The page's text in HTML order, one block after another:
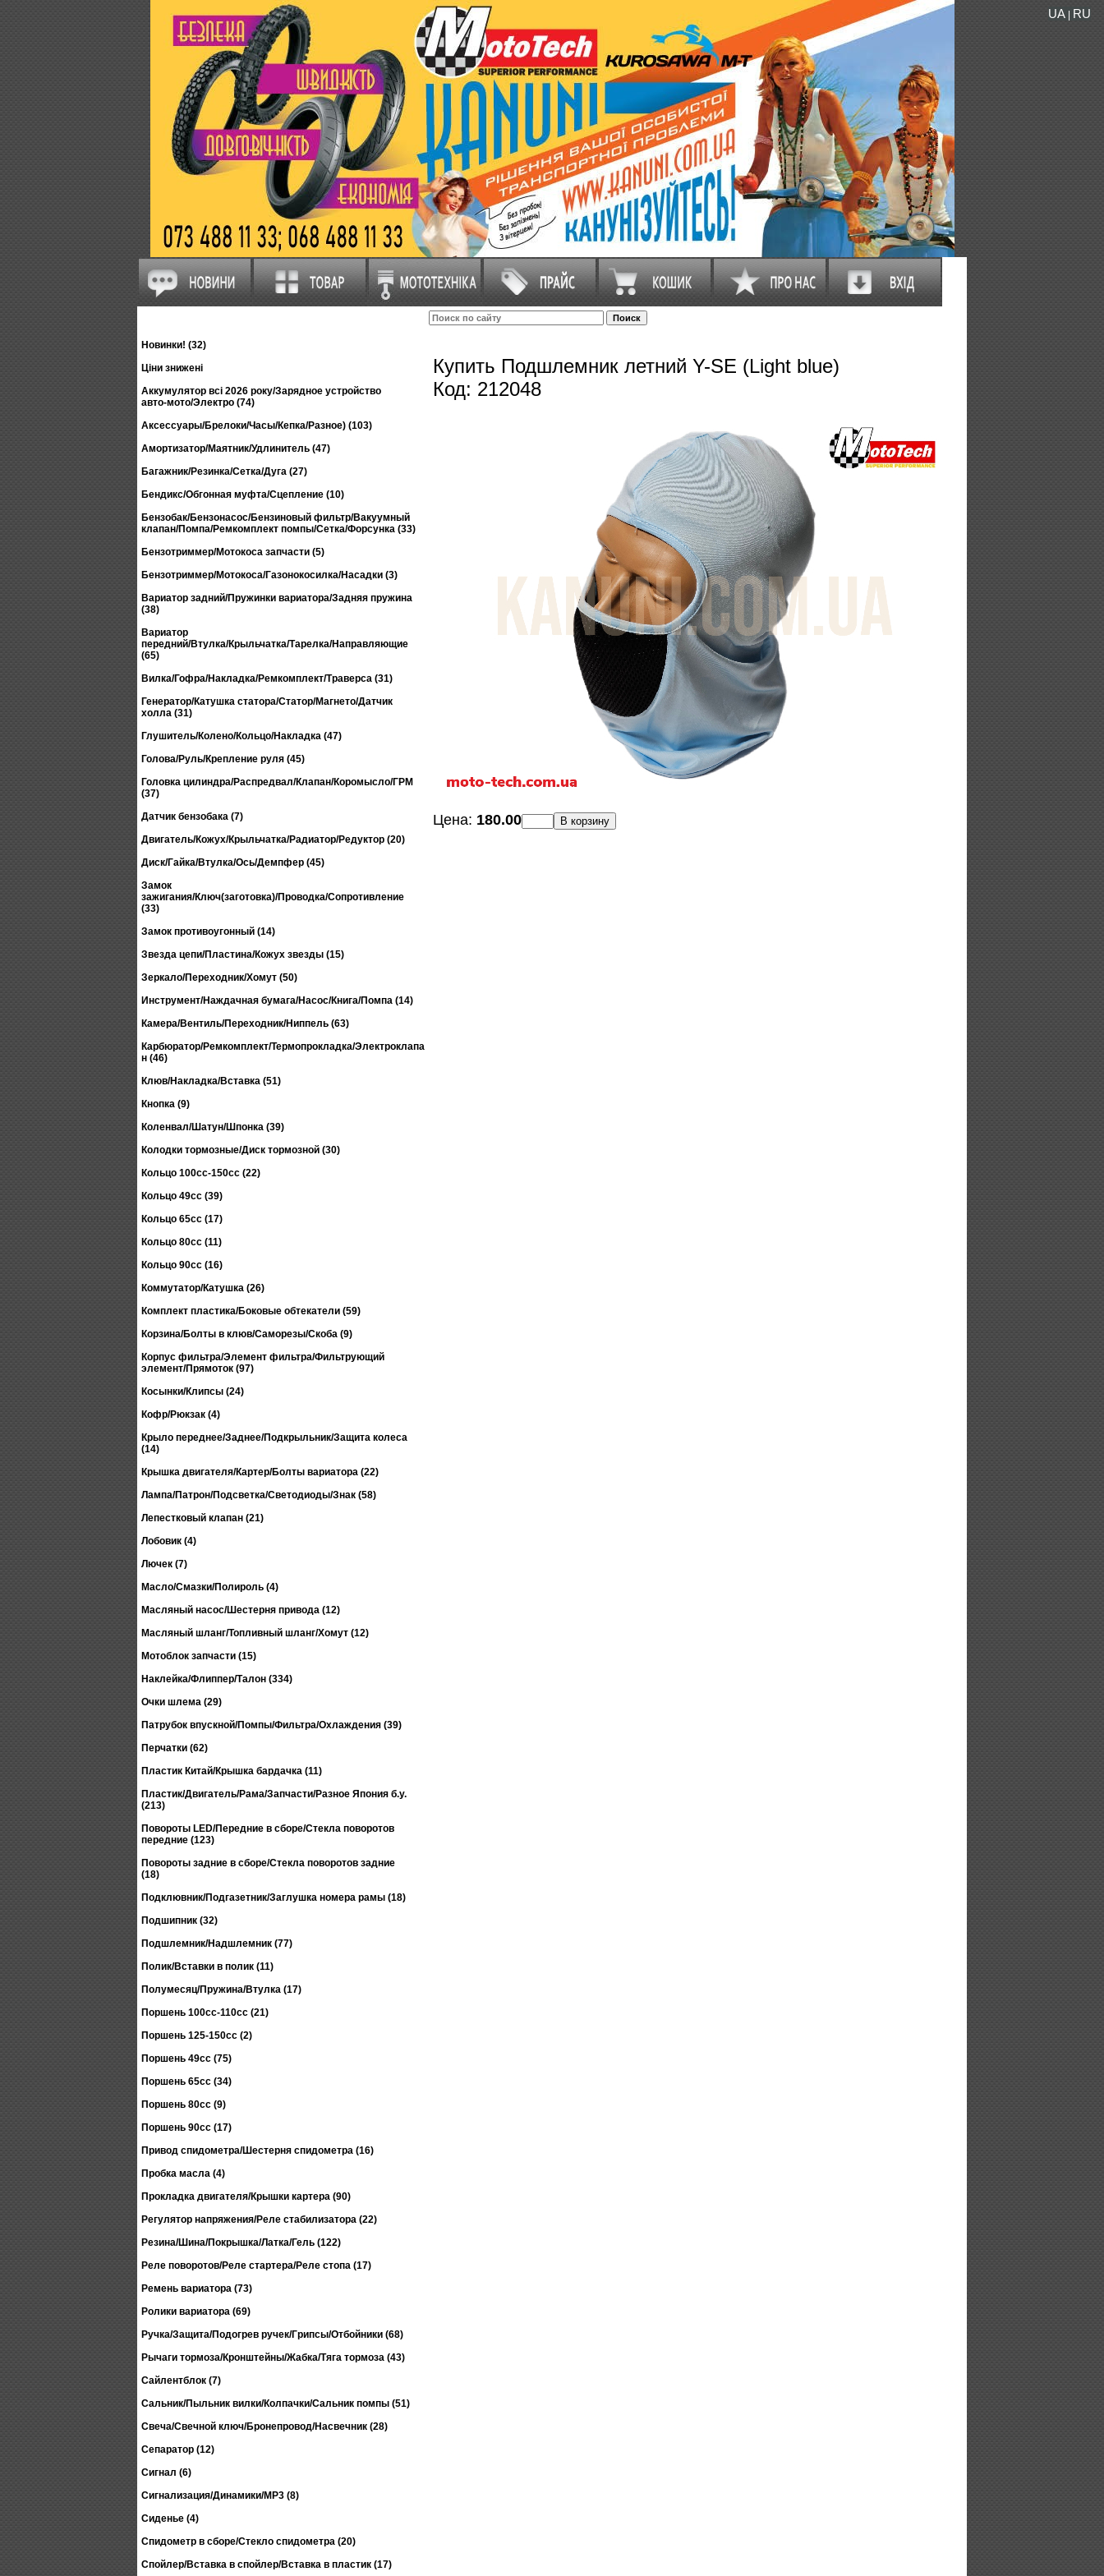
UA RU
Новинки! (32)
Ціни знижені
Аккумулятор всі 2026 року/Зарядное устройство
авто-мото/Электро (74)
Аксессуары/Брелоки/Часы/Кепка/Разное) (103)
Амортизатор/Маятник/Удлинитель (47)
Багажник/Резинка/Сетка/Дуга (27)
Бендикс/Обгонная муфта/Сцепление (10)
Бензобак/Бензонасос/Бензиновый фильтр/Вакуумный
клапан/Помпа/Ремкомплект помпы/Сетка/Форсунка (33)
Бензотриммер/Мотокоса запчасти (5)
Бензотриммер/Мотокоса/Газонокосилка/Насадки (3)
Вариатор задний/Пружинки вариатора/Задняя пружина
(38)
Вариатор
передний/Втулка/Крыльчатка/Тарелка/Направляющие
(65)
Вилка/Гофра/Накладка/Ремкомплект/Траверса (31)
Генератор/Катушка статора/Статор/Магнето/Датчик
холла (31)
Глушитель/Колено/Кольцо/Накладка (47)
Голова/Руль/Крепление руля (45)
Головка цилиндра/Распредвал/Клапан/Коромысло/ГРМ
(37)
Датчик бензобака (7)
Двигатель/Кожух/Крыльчатка/Радиатор/Редуктор (20)
Диск/Гайка/Втулка/Ось/Демпфер (45)
Замок
зажигания/Ключ(заготовка)/Проводка/Сопротивление
(33)
Замок противоугонный (14)
Звезда цепи/Пластина/Кожух звезды (15)
Зеркало/Переходник/Хомут (50)
Инструмент/Наждачная бумага/Насос/Книга/Помпа (14)
Камера/Вентиль/Переходник/Ниппель (63)
Карбюратор/Ремкомплект/Термопрокладка/Электроклапа
н (46)
Клюв/Накладка/Вставка (51)
Кнопка (9)
Коленвал/Шатун/Шпонка (39)
Колодки тормозные/Диск тормозной (30)
Кольцо 100сс-150сс (22)
Кольцо 49сс (39)
Кольцо 65сс (17)
Кольцо 80сс (11)
Кольцо 90сс (16)
Коммутатор/Катушка (26)
Комплект пластика/Боковые обтекатели (59)
Корзина/Болты в клюв/Саморезы/Скоба (9)
Корпус фильтра/Элемент фильтра/Фильтрующий
элемент/Прямоток (97)
Косынки/Клипсы (24)
Кофр/Рюкзак (4)
Крыло переднее/Заднее/Подкрыльник/Защита колеса
(14)
Крышка двигателя/Картер/Болты вариатора (22)
Лампа/Патрон/Подсветка/Светодиоды/Знак (58)
Лепестковый клапан (21)
Лобовик (4)
Лючек (7)
Масло/Смазки/Полироль (4)
Масляный насос/Шестерня привода (12)
Масляный шланг/Топливный шланг/Хомут (12)
Мотоблок запчасти (15)
Наклейка/Флиппер/Талон (334)
Очки шлема (29)
Патрубок впускной/Помпы/Фильтра/Охлаждения (39)
Перчатки (62)
Пластик Китай/Крышка бардачка (11)
Пластик/Двигатель/Рама/Запчасти/Разное Япония б.у.
(213)
Повороты LED/Передние в сборе/Стекла поворотов
передние (123)
Повороты задние в сборе/Стекла поворотов задние
(18)
Подклювник/Подгазетник/Заглушка номера рамы (18)
Подшипник (32)
Подшлемник/Надшлемник (77)
Полик/Вставки в полик (11)
Полумесяц/Пружина/Втулка (17)
Поршень 100сс-110сс (21)
Поршень 125-150сс (2)
Поршень 49сс (75)
Поршень 65сс (34)
Поршень 80сс (9)
Поршень 90сс (17)
Привод спидометра/Шестерня спидометра (16)
Пробка масла (4)
Прокладка двигателя/Крышки картера (90)
Регулятор напряжения/Реле стабилизатора (22)
Резина/Шина/Покрышка/Латка/Гель (122)
Реле поворотов/Реле стартера/Реле стопа (17)
Ремень вариатора (73)
Ролики вариатора (69)
Ручка/Защита/Подогрев ручек/Грипсы/Отбойники (68)
Рычаги тормоза/Кронштейны/Жабка/Тяга тормоза (43)
Сайлентблок (7)
Сальник/Пыльник вилки/Колпачки/Сальник помпы (51)
Свеча/Свечной ключ/Бронепровод/Насвечник (28)
Сепаратор (12)
Сигнал (6)
Сигнализация/Динамики/MP3 (8)
Сиденье (4)
Спидометр в сборе/Стекло спидометра (20)
Спойлер/Вставка в спойлер/Вставка в пластик (17)
Купить Подшлемник летний Y-SE (Light blue)
Код: 212048
Цена: 180.00 В корзину